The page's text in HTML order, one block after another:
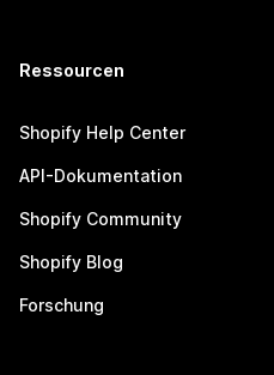
Ressourcen
Shopify Help Center
API-Dokumentation
Shopify Community
Shopify Blog
Forschung